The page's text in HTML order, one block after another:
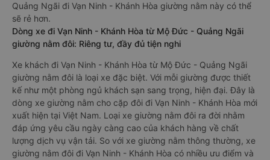
Quảng Ngãi đi Vạn Ninh - Khánh Hòa giường nằm này có thể
sẽ rẻ hơn.
Dòng xe đi Vạn Ninh - Khánh Hòa từ Mộ Đức - Quảng Ngãi
giường nằm đôi: Riêng tư, đầy đủ tiện nghi
Xe khách đi Vạn Ninh - Khánh Hòa từ Mộ Đức - Quảng Ngãi
giường nằm đôi là loại xe đặc biệt. Với mỗi giường được thiết
kế như một phòng ngủ khách sạn sang trọng, hiện đại. Đây là
dòng xe giường nằm cho cặp đôi đi Vạn Ninh - Khánh Hòa mới
xuất hiện tại Việt Nam. Loại xe giường nằm đôi ra đời nhằm
đáp ứng yêu cầu ngày càng cao của khách hàng về chất
lượng dịch vụ vận tải. So với xe giường nằm thông thường, xe
giường nằm đôi đi Vạn Ninh - Khánh Hòa có nhiều ưu điểm và